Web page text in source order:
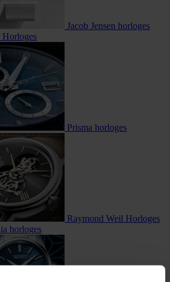
Jacob Jensen horloges
Horloges
Prisma horloges
Raymond Weil Horloges
horloges